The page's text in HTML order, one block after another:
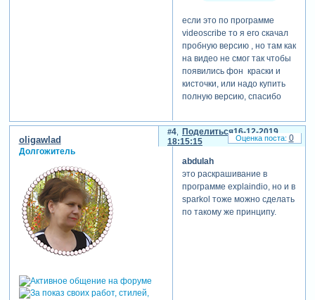
если это по программе
videoscribe то я его скачал
пробную версию , но там как
на видео не смог так чтобы
появились фон краски и
кисточки, или надо купить
полную версию, спасибо
Поделиться
4
16-12-2019
18:15:15
oligawlad
Долгожитель
abdulah
это раскрашивание в
программе explaindio, но и в
sparkol тоже можно сделать
по такому же принципу.
0